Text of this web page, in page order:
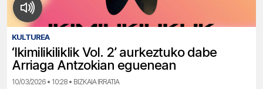
KULTUREA
‘Ikimilikiliklik Vol. 2’ aurkeztuko dabe
Arriaga Antzokian eguenean
10/03/2026 • 10:28 • BIZKAIA IRRATIA